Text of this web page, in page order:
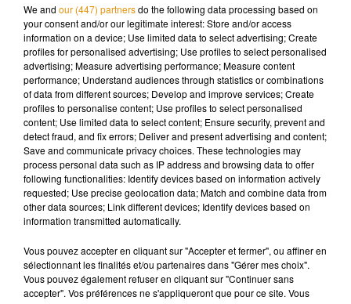
assez laborieux, mais le résultat est vraiment très
professionnel et chouette. Derrière, on a fait appel à une
usine pour développer le concept avec de l’encre à gratter
dorée qui est olfactive », explique le Tourangeau.
... et solidaire
Mais justement, toute cette élaboration n’est-elle pas un peu
gourmande en énergie ?« Ce n’est pas particulièrement
polluant », selon Benjamin, qui rappelle que le papier du
poster est issu de« forêt durablement gérée.Puis surtout,
c’est fait en France. On milite pour ne prendre aucun produit
on fait conditionner le produitdans un ESAT par des
personnes en situation de handicap», précise-t-il.
We and our (447) partnersdo the following data processing based on
your consent and/or our legitimate interest: Store and/or access
information on a device; Use limited data to select advertising; Create
profiles for personalised advertising; Use profiles to select personalised
advertising; Measure advertising performance; Measure content
performance; Understand audiences through statistics or combinations
of data from different sources; Develop and improve services; Create
profiles to personalise content; Use profiles to select personalised
content; Use limited data to select content; Ensure security, prevent and
detect fraud, and fix errors; Deliver and present advertising and content;
Save and communicate privacy choices. These technologies may
process personal data such as IP address and browsing data to offer
following functionalities: Identify devices based on information actively
requested; Use precise geolocation data; Match and combine data from
other data sources; Link different devices; Identify devices based on
information transmitted automatically.
Vous pouvez accepter en cliquant sur "Accepter et fermer", ou affiner en
sélectionnant les finalités et/ou partenaires dans "Gérer mes choix".
Vous pouvez également refuser en cliquant sur "Continuer sans
accepter". Vos préférences ne s'appliqueront que pour ce site. Vous